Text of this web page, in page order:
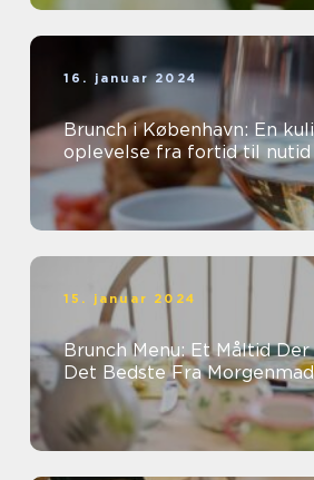
16. januar 2024
Brunch i København: En
oplevelse fra fortid til nutid
15. januar 2024
Brunch Menu: Et Måltid
Det Bedste Fra